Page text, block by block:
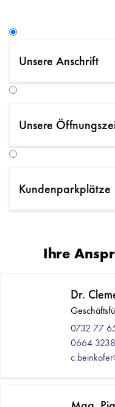
Unsere Anschrift
office@beinkofer.at
Unsere
Kundenparkplätze
Ihre
Dr.
0732 77
0664